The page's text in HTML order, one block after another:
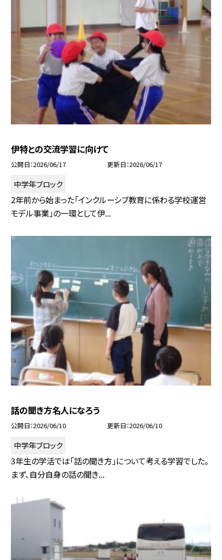
伊特との交流学習に向けて
公開日 2026/06/17 更新日 2026/06/17
中学年ブロック
2年前から始まった「インクルーシブ教育に係わる学校運営
モデル事業」の一環として伊...
話の聞き方名人になろう
公開日 2026/06/10 更新日 2026/06/10
中学年ブロック
3年生の学活では「話の聞き方」について考える学習でした。
まず、自分自身の話の聞き...